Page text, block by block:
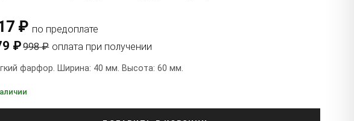
₽ по предоплате
₽998 ₽ оплата при получении
фарфор. Ширина: 40 мм. Высота: 60 мм.